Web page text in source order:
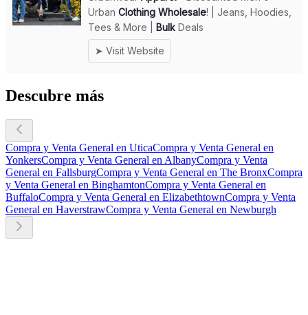
Descubre más
Compra y Venta General en UticaCompra y Venta General en
YonkersCompra y Venta General en AlbanyCompra y Venta
General en FallsburgCompra y Venta General en The BronxCompra
y Venta General en BinghamtonCompra y Venta General en
BuffaloCompra y Venta General en ElizabethtownCompra y Venta
General en HaverstrawCompra y Venta General en Newburgh